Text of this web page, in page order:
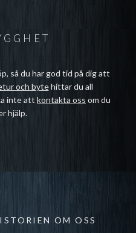
så du har god tid på dig att
och bytehittar du all
inte att kontakta oss om du
hjälp.
OM OSS